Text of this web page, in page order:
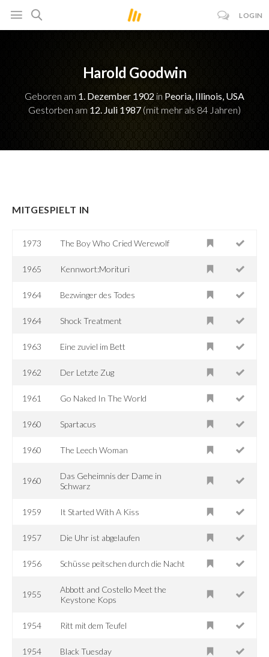
LOGIN
Harold Goodwin
Geboren am 1. Dezember 1902 in Peoria, Illinois, USA
Gestorben am 12. Juli 1987 (mit mehr als 84 Jahren)
MITGESPIELT IN
1973 The Boy Who Cried Werewolf
1965 Kennwort:Morituri
1964 Bezwinger des Todes
1964 Shock Treatment
1963 Eine zuviel im Bett
1962 Der Letzte Zug
1961 Go Naked In The World
1960 Spartacus
1960 The Leech Woman
1960
Das Geheimnis der Dame in
Schwarz
1959 It Started With A Kiss
1957 Die Uhr ist abgelaufen
1956 Schüsse peitschen durch die Nacht
1955
Abbott and Costello Meet the
Keystone Kops
1954 Ritt mit dem Teufel
1954 Black Tuesday